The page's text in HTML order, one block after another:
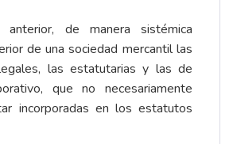
anterior, de manera sistémica
de una sociedad mercantil las
las estatutarias y las de
que no necesariamente
incorporadas en los estatutos